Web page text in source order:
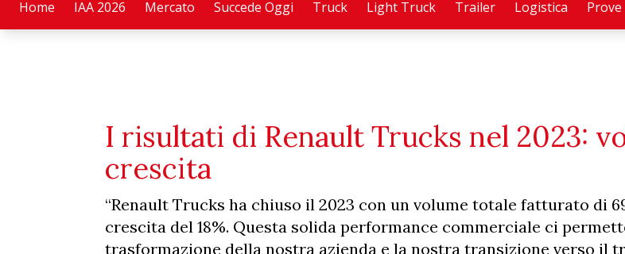
Home IAA 2026 Mercato Succede Oggi Truck Light Truck Trailer Logistica Prove
I risultati di Renault Trucks nel 2023:
crescita
“Renault Trucks ha chiuso il 2023 con un volume totale fatturato di
crescita del 18%. Questa solida performance commerciale ci
trasformazione della nostra azienda e la nostra transizione verso il